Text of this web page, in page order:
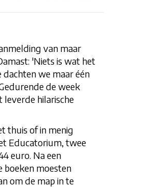
van maar
'Niets is wat het
we maar één
de week
hilarische
thuis of in menig
Educatorium, twee
euro. Na een
boeken moesten
om de map in te